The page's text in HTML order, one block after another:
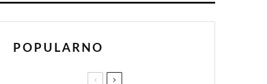
POPULARNO